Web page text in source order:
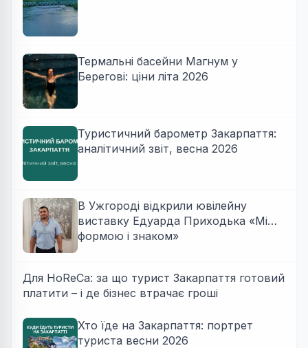
Термальні басейни Магнум у
Берегові: ціни літа 2026
Туристичний барометр Закарпаття:
аналітичний звіт, весна 2026
В Ужгороді відкрили ювілейну
виставку Едуарда Приходька «Між
формою і знаком»
Для HoReCa: за що турист Закарпаття готовий
платити – і де бізнес втрачає гроші
Хто їде на Закарпаття: портрет
туриста весни 2026